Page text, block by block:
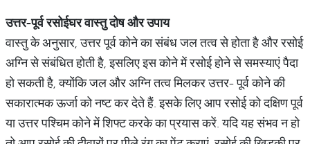
उत्तर-पूर्व रसोईघर वास्तु दोष और उपाय
वास्तु के अनुसार, उत्तर पूर्व कोने का संबंध जल तत्व से होता है और रसोई
अग्नि से संबंधित होती है, इसलिए इस कोने में रसोई होने से समस्याएं पैदा
हो सकती है, क्योंकि जल और अग्नि तत्व मिलकर उत्तर- पूर्व कोने की
सकारात्मक ऊर्जा को नष्ट कर देते हैं. इसके लिए आप रसोई को दक्षिण पूर्व
या उत्तर पश्चिम कोने में शिफ्ट करके का प्रयास करें. यदि यह संभव न हो